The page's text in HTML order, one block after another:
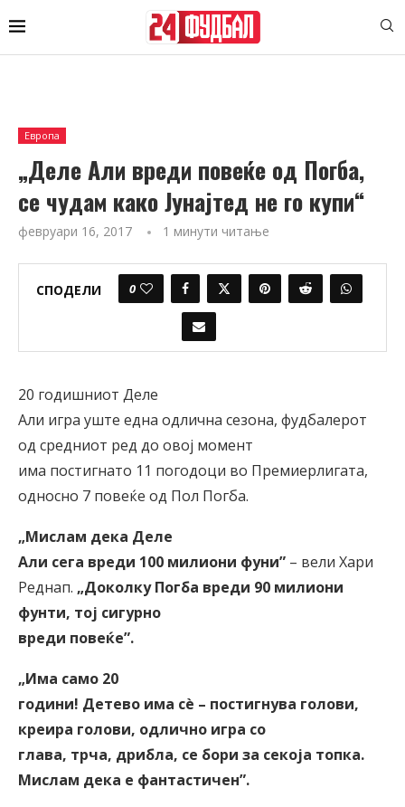
Европа
„Деле Али вреди повеќе од Погба,
се чудам како Јунајтед не го купи“
февруари 16, 2017 1 минути читање
СПОДЕЛИ 0
20 годишниот Деле
Али игра уште една одлична сезона, фудбалерот
од средниот ред до овој момент
има постигнато 11 погодоци во Премиерлигата,
односно 7 повеќе од Пол Погба.
„Мислам дека Деле
Али сега вреди 100 милиони фуни” – вели Хари
Реднап. „Доколку Погба вреди 90 милиони
фунти, тој сигурно
вреди повеќе”.
„Има само 20
години! Детево има сè – постигнува голови,
креира голови, одлично игра со
глава, трча, дрибла, се бори за секоја топка.
Мислам дека е фантастичен”.